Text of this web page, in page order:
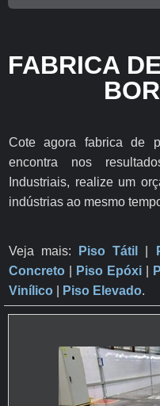
FABRICA
Cote agora fabrica de
encontra nos
Industriais, realize um
indústrias ao mesmo
Veja mais: Piso Tátil
Concreto
Piso Epóxi|
Vinílico
Piso Elevado.